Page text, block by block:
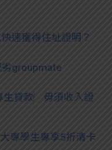
速獲得住址證明？
groupmate
生貸款︳毋須收入證
專學生專享5折清卡